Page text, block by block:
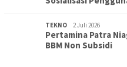
TEKNO 2 Juli 2026
Pertamina Patra
BBM Non Subsidi